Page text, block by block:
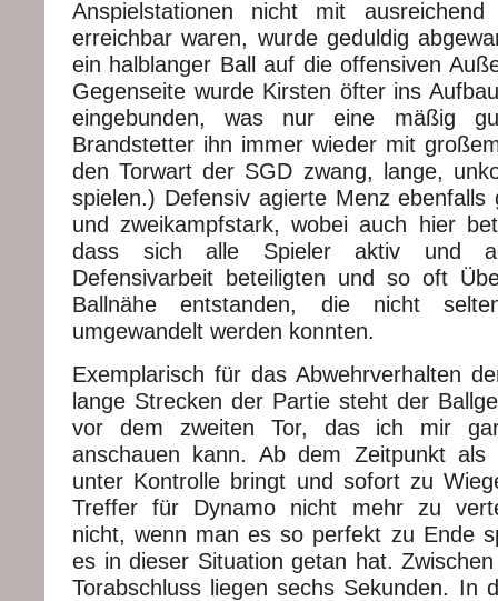
Anspielstationen nicht mit
erreichbar waren, wurde geduldig
ein halblanger Ball auf die offensiven
Gegenseite wurde Kirsten öfter ins
eingebunden, was nur eine mäßig
Brandstetter ihn immer wieder mit
den Torwart der SGD zwang, lange,
spielen.) Defensiv agierte Menz ebenfalls
und zweikampfstark, wobei auch hier
dass sich alle Spieler aktiv und
Defensivarbeit beteiligten und so oft
Ballnähe entstanden, die nicht
umgewandelt werden konnten.
Exemplarisch für das Abwehrverhalten
lange Strecken der Partie steht der
vor dem zweiten Tor, das ich mir
anschauen kann. Ab dem Zeitpunkt als
unter Kontrolle bringt und sofort zu
Treffer für Dynamo nicht mehr zu
nicht, wenn man es so perfekt zu Ende
es in dieser Situation getan hat.
Torabschluss liegen sechs Sekunden. In